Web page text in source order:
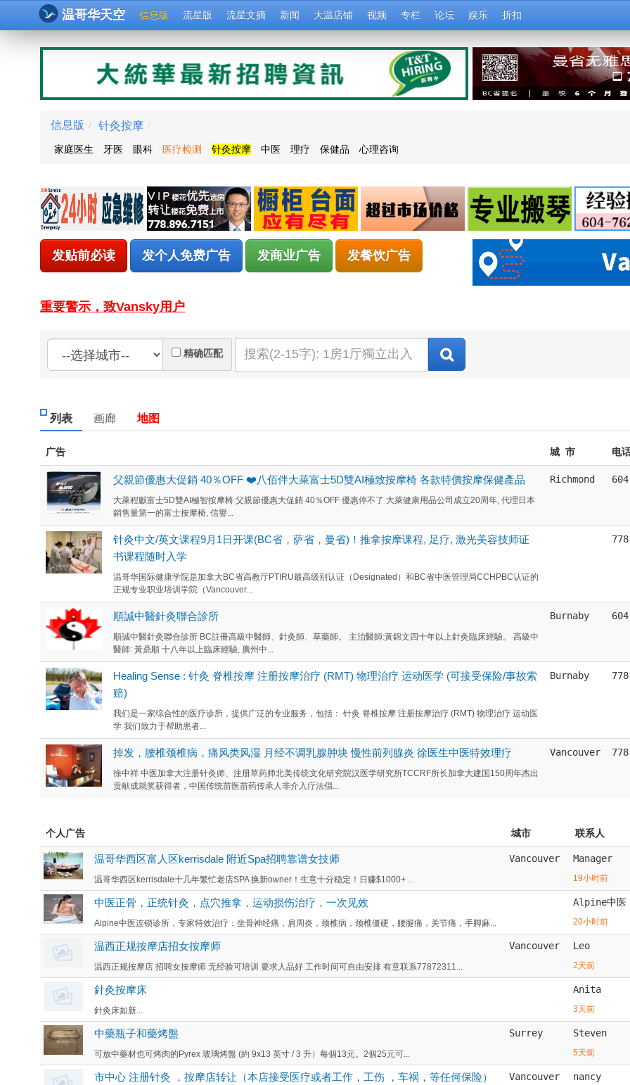
温哥华天空 信息版 流星版 流星文摘 新闻 大温店铺 视频 专栏 论坛 娱乐 折扣
信息版 / 针灸按摩 /
家庭医生 牙医 眼科 医疗检测 针灸按摩 中医 理疗 保健品 心理咨询
发贴前必读 发个人免费广告 发商业广告 发餐饮广告
重要警示，致Vansky用户
精确匹配
列表 画廊 地图
广告 城 市 电
父親節優惠大促銷 40％OFF ❤️八佰伴大萊富士5D雙AI極致按摩椅 各款特價按摩保健產品
大萊程獻富士5D雙AI極智按摩椅 父親節優惠大促銷 40％OFF 優惠停不了 大萊健康用品公司成立20周年, 代理日本
銷售量第一的富士按摩椅, 信譽...
Richmond
针灸中文/英文课程9月1日开课(BC省，萨省，曼省)！推拿按摩课程, 足疗, 激光美容技师证
书课程随时入学
温哥华国际健康学院是加拿大BC省高教厅PTIRU最高级别认证（Designated）和BC省中医管理局CCHPBC认证的
正规专业职业培训学院（Vancouver...
順誠中醫針灸聯合診所
順誠中醫針灸聯合診所 BC註冊高級中醫師、針灸師、草藥師。 主治醫師:黃錦文四十年以上針灸臨床經驗。 高級中
醫師: 黃鼎順 十八年以上臨床經驗, 廣州中...
Burnaby
Healing Sense : 针灸 脊椎按摩 注册按摩治疗 (RMT) 物理治疗 运动医学 (可接受保险/事故索
赔)
我们是一家综合性的医疗诊所，提供广泛的专业服务，包括： 针灸 脊椎按摩 注册按摩治疗 (RMT) 物理治疗 运动医
学 我们致力于帮助患者...
Burnaby
掉发，腰椎颈椎病，痛风类风湿 月经不调乳腺肿块 慢性前列腺炎 徐医生中医特效理疗
徐中祥 中医加拿大注册针灸师、注册草药师北美传统文化研究院汉医学研究所TCCRF所长加拿大建国150周年杰出
贡献成就奖获得者，中国传统苗医苗药传承人非介入疗法倡...
Vancouver
个人广告 城市 联系人
温哥华西区富人区kerrisdale 附近Spa招聘靠谱女技师
温哥华西区kerrisdale十几年繁忙老店SPA 换新owner！生意十分稳定！日赚$1000+ ...
Vancouver Manager
19小时前
中医正骨，正统针灸，点穴推拿，运动损伤治疗，一次见效
Alpine中医连锁诊所，专家特效治疗：坐骨神经痛，肩周炎，颈椎病，颈椎僵硬，腰腿痛，关节痛，手脚麻...
Alpine中医
20小时前
温西正规按摩店招女按摩师
温西正规按摩店 招聘女按摩师 无经验可培训 要求人品好 工作时间可自由安排 有意联系77872311...
Vancouver Leo
2天前
針灸按摩床
針灸床如新...
Anita
3天前
中藥瓶子和藥烤盤
可放中藥材也可烤肉的Pyrex 玻璃烤盤 (約 9x13 英寸 / 3 升）每個13元。2個25元可...
Surrey Steven
5天前
市中心 注册针灸 ，按摩店转让（本店接受医疗或者工作，工伤 ，车祸，等任何保险） Vancouver nancy